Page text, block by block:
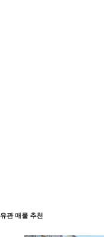
유관 매물 추천